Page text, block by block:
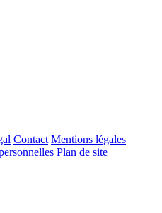
Contact Mentions légales
Plan de site